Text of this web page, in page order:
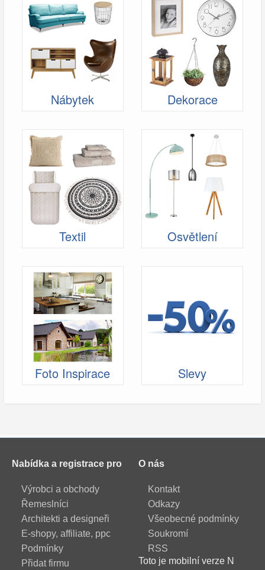
Nábytek Dekorace
Textil Osvětlení
Foto Inspirace Slevy
Nabídka a registrace pro
Výrobci a obchody
Řemeslníci
Architekti a designeři
E-shopy, affiliate, ppc
Podmínky
Přidat firmu
O nás
Kontakt
Odkazy
Všeobecné podmínky
Soukromí
RSS
Toto je mobilní verze N